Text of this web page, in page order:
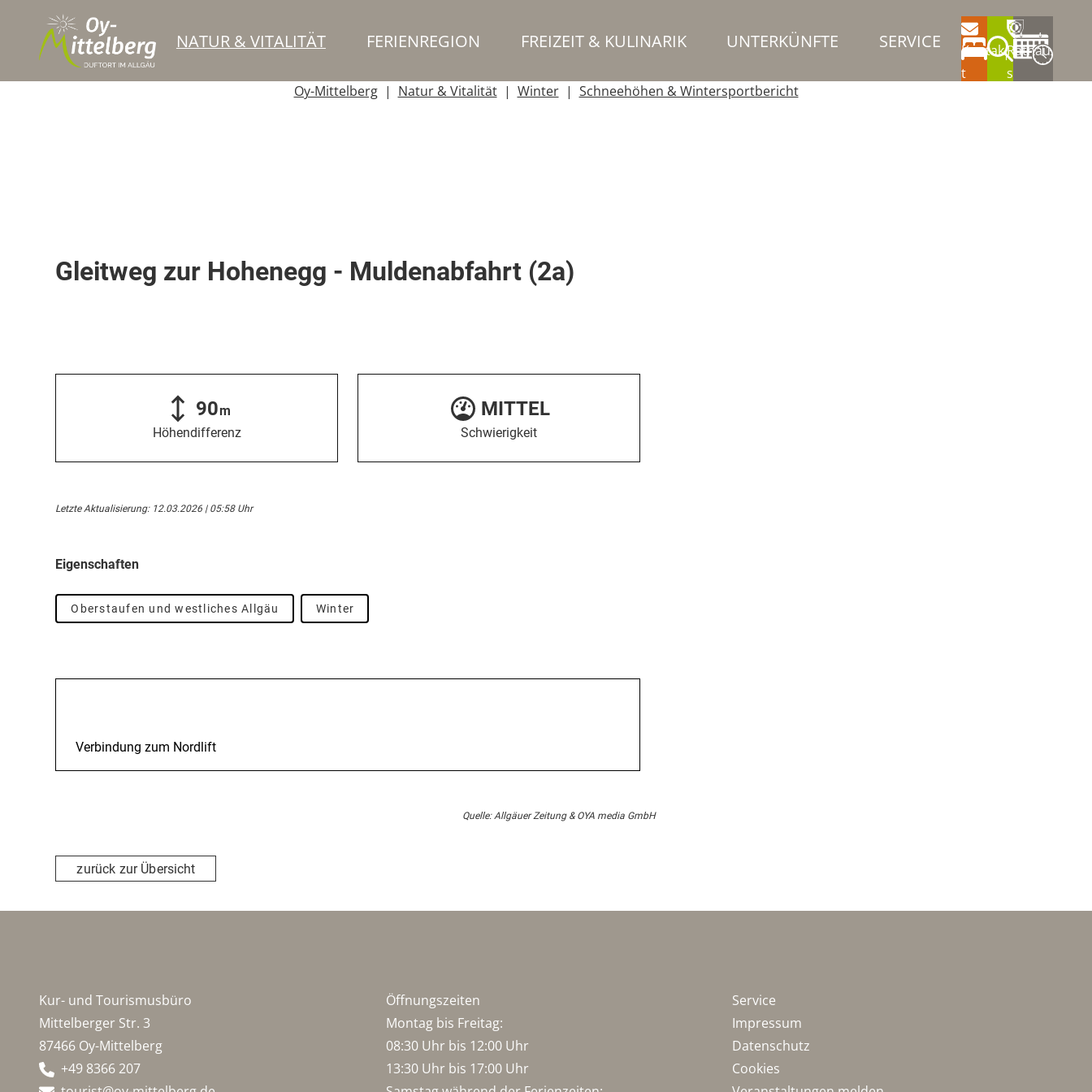
NATUR & VITALITÄT FERIENREGION FREIZEIT & KULINARIK UNTERKÜNFTE SERVICE
Kontak
t
Rathau
s
Oy-Mittelberg
Natur & Vitalität Winter Schneehöhen & Wintersportbericht
Gleitweg zur Hohenegg - Muldenabfahrt (2a)
90m
Höhendifferenz
MITTEL
Schwierigkeit
Letzte Aktualisierung: 12.03.2026 | 05:58 Uhr
Eigenschaften
Oberstaufen und westliches Allgäu Winter
Verbindung zum Nordlift
Quelle: Allgäuer Zeitung & OYA media GmbH
zurück zur Übersicht
Kur- und Tourismusbüro
Mittelberger Str. 3
87466 Oy-Mittelberg
+49 8366 207
Öffnungszeiten
Montag bis Freitag:
08:30 Uhr bis 12:00 Uhr
13:30 Uhr bis 17:00 Uhr
Service
Impressum
Datenschutz
Cookies